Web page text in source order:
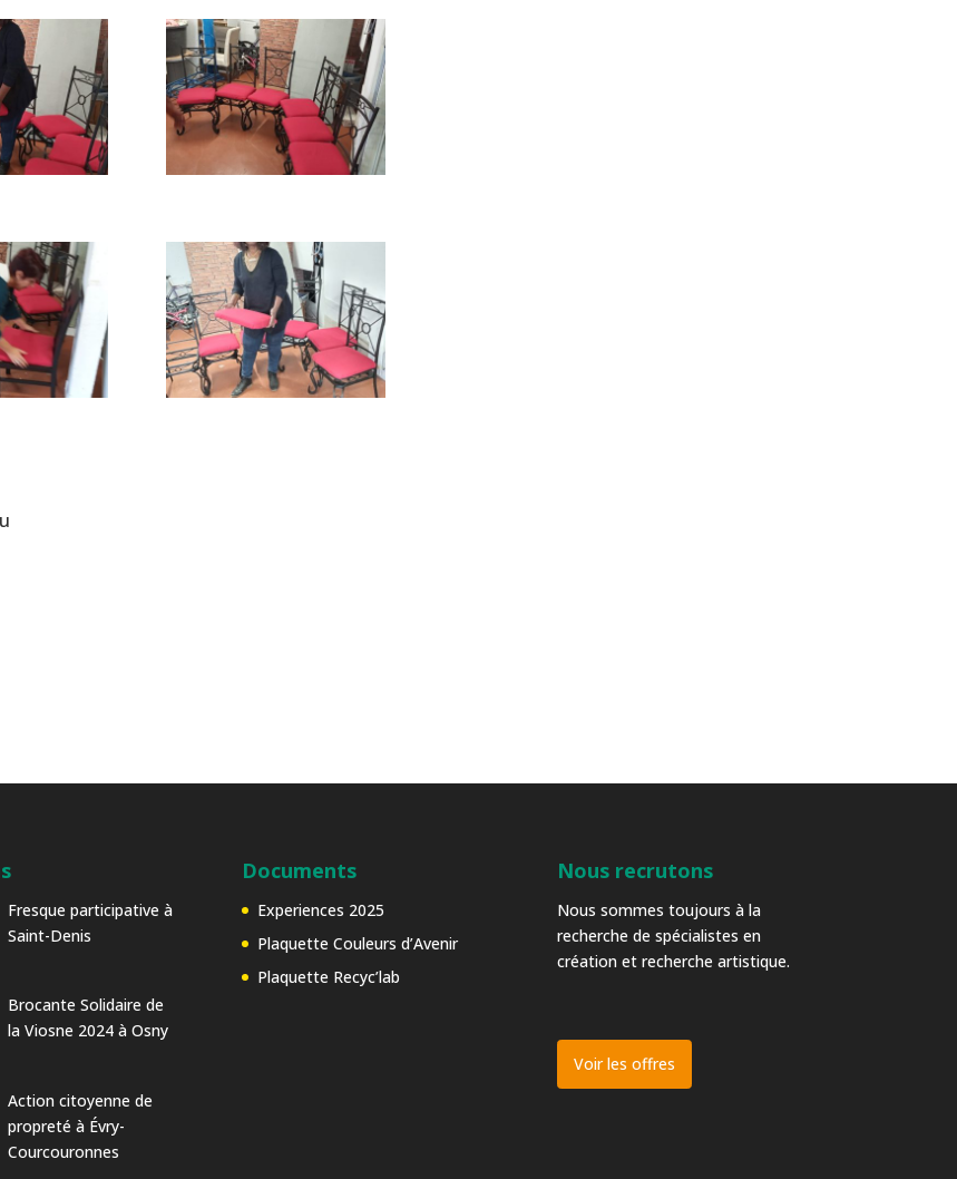
Fresque participative à
Saint-Denis
Brocante Solidaire de
la Viosne 2024 à Osny
Action citoyenne de
propreté à Évry-
Courcouronnes
Documents
Experiences 2025
Plaquette Couleurs d’Avenir
Plaquette Recyc’lab
Nous recrutons
Nous sommes toujours à la
recherche de spécialistes en
création et recherche artistique.
Voir les offres